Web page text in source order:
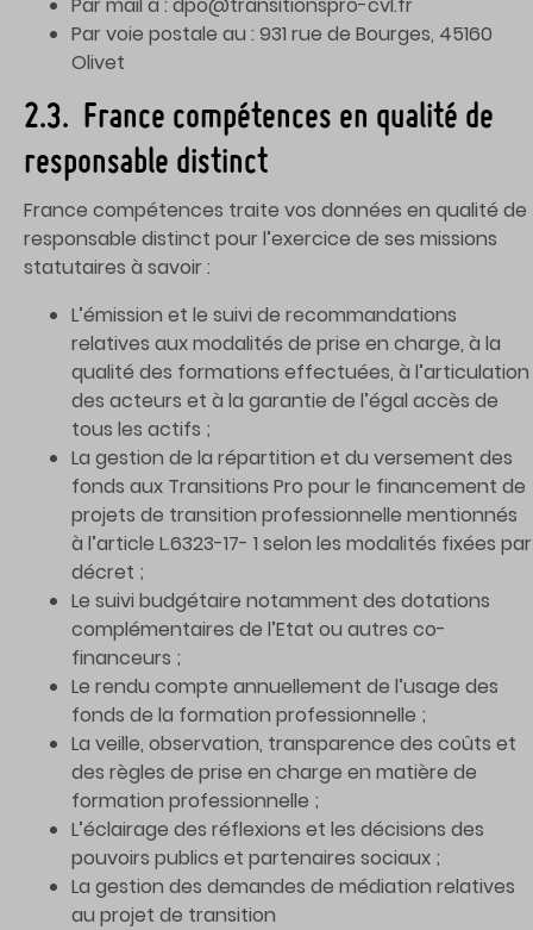
Par voie postale au : 931 rue de Bourges, 45160
Olivet
2.3. France compétences en qualité de
responsable distinct
France compétences traite vos données en qualité de
responsable distinct pour l’exercice de ses missions
statutaires à savoir :
L’émission et le suivi de recommandations
relatives aux modalités de prise en charge, à la
qualité des formations effectuées, à l’articulation
des acteurs et à la garantie de l’égal accès de
tous les actifs ;
La gestion de la répartition et du versement des
fonds aux Transitions Pro pour le financement de
projets de transition professionnelle mentionnés
à l’article L.6323-17- 1 selon les modalités fixées par
décret ;
Le suivi budgétaire notamment des dotations
complémentaires de l’Etat ou autres co-
financeurs ;
Le rendu compte annuellement de l’usage des
fonds de la formation professionnelle ;
La veille, observation, transparence des coûts et
des règles de prise en charge en matière de
formation professionnelle ;
L’éclairage des réflexions et les décisions des
pouvoirs publics et partenaires sociaux ;
La gestion des demandes de médiation relatives
au projet de transition